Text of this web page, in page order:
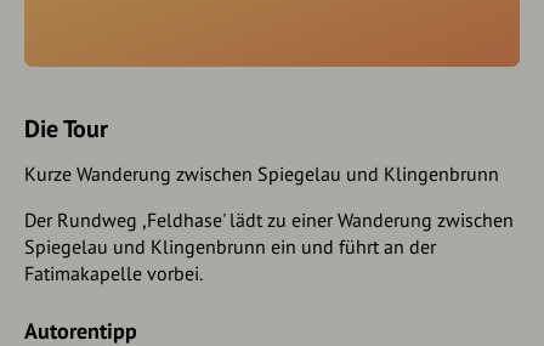
Die Tour
Kurze Wanderung zwischen Spiegelau und Klingenbrunn
Der Rundweg ,Feldhase' lädt zu einer Wanderung zwischen
Spiegelau und Klingenbrunn ein und führt an der
Fatimakapelle vorbei.
Autorentipp